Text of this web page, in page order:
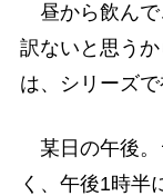
昼から飲んで
訳ないと思う
は、シリーズ
某日の午後。
く、午後1時半